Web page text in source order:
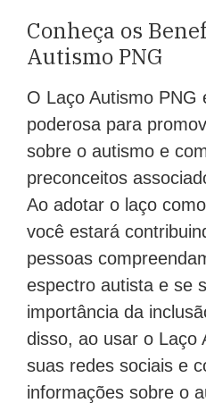
Conheça os
Autismo PNG
O Laço Autismo PNG
poderosa para
sobre o autismo e
preconceitos
Ao adotar o laço
você estará
pessoas
espectro autista e se
importância da
disso, ao usar o Laço
suas redes sociais e
informações sobre o